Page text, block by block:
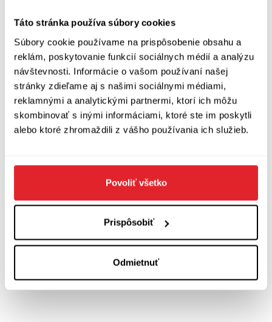
Táto stránka používa súbory cookies
Súbory cookie používame na prispôsobenie obsahu a
reklám, poskytovanie funkcií sociálnych médií a analýzu
návštevnosti. Informácie o vašom používaní našej
stránky zdieľame aj s našimi sociálnymi médiami,
reklamnými a analytickými partnermi, ktorí ich môžu
skombinovať s inými informáciami, ktoré ste im poskytli
alebo ktoré zhromaždili z vášho používania ich služieb.
Povoliť všetko
Prispôsobiť
Odmietnuť
A zavše mám chuť spýtať sa ich: Existuje na
svete niekto, kto vás ešte poláska?“
Delphine de Vigan: Slová vďaky
Preklad: Alexander Halvoník
Odeon, 2019